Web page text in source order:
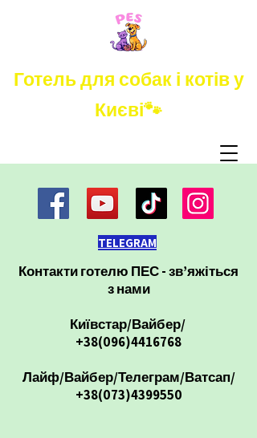
Готель для собак і котів у
Києві🐾
TELEGRAM
Контакти готелю ПЕС - зв’яжіться
з нами
Київстар/Вайбер/
+38(096)4416768
Лайф/Вайбер/Телеграм/Ватсап/
+38(073)4399550